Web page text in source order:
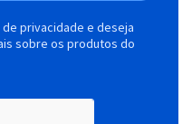
privacidade e deseja
sobre os produtos do